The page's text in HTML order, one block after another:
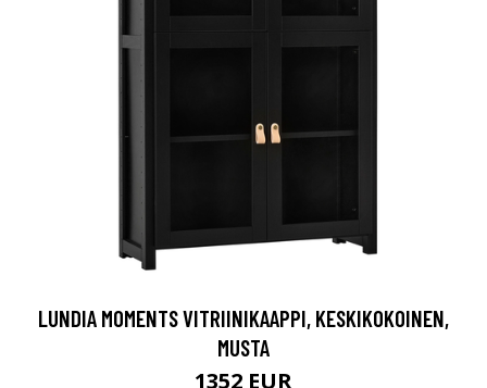
LUNDIA MOMENTS VITRIINIKAAPPI, KESKIKOKOINEN,
MUSTA
1352 EUR